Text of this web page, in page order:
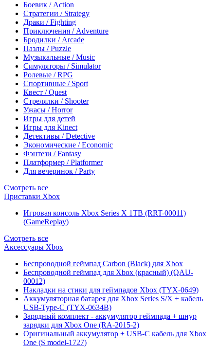
Боевик / Action
Стратегии / Strategy
Драки / Fighting
Приключения / Adventure
Бродилки / Arcade
Пазлы / Puzzle
Музыкальные / Music
Симуляторы / Simulator
Ролевые / RPG
Спортивные / Sport
Квест / Quest
Стрелялки / Shooter
Ужасы / Horror
Игры для детей
Игры для Kinect
Детективы / Detective
Экономические / Economic
Фэнтези / Fantasy
Платформер / Platformer
Для вечеринок / Party
Смотреть все
Приставки Xbox
Игровая консоль Xbox Series X 1TB (RRT-00011)
(GameReplay)
Смотреть все
Аксессуары Xbox
Беспроводной геймпад Carbon (Black) для Xbox
Беспроводной геймпад для Xbox (красный) (QAU-
00012)
Накладки на стики для геймпадов Xbox (TYX-0649)
Аккумуляторная батарея для Xbox Series S/X + кабель
USB-Type-C (TYX-0634B)
Зарядный комплект - аккумулятор геймпада + шнур
зарядки для Xbox One (RA-2015-2)
Оригинальный аккумулятор + USB-C кабель для Xbox
One (S model-1727)